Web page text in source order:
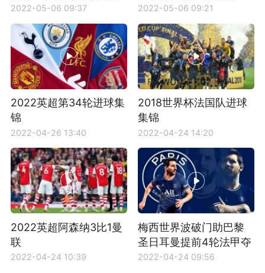
锦
2022-05-06 09:37 2022-05-06 09:21
2022英超第34轮进球集
锦
2022-04-26 13:40
2018世界杯法国队进球
集锦
2022-04-24 14:20
2022英超阿森纳3比1曼
联
2022-04-24 10:39
梅西世界波破门助巴黎
圣日耳曼提前4轮法甲夺
冠
2022-04-24 09:56